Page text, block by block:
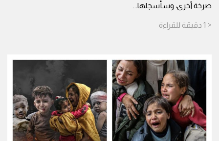
صرخة أخرى، وسأسجلها...
< 1 دقيقة للقراءة